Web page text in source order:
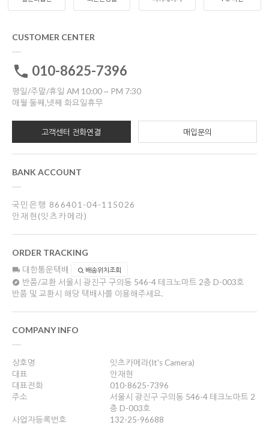
CUSTOMER CENTER
010-8625-7396
평일/주말/휴일 AM 10:00 ~ PM 7:30
매월 둘째,넷째 화요일휴무
고객센터 전화연결 매입문의
BANK ACCOUNT
국민은행 866401-04-115026
안재현(잇츠카메라)
ORDER TRACKING
대한통운택배 배송위치조회
반품/교환 서울시 광진구 구의동 546-4 테크노마트 2층 D-003호
반품 및 교환시 해당 택배사를 이용해주세요.
COMPANY INFO
상호명
잇츠카메라(It's Camera)
대표
안재현
대표전화
010-8625-7396
주소
서울시 광진구 구의동 546-4 테크노마트 2
층 D-003호
사업자등록번호
132-25-96688